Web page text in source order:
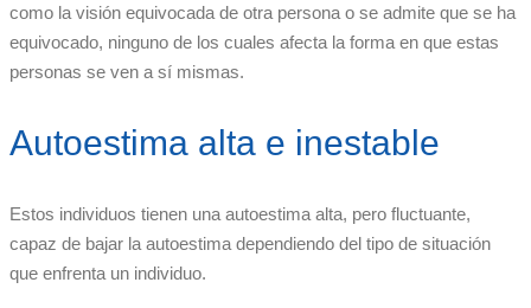
como la visión equivocada de otra persona o se admite que se ha
equivocado, ninguno de los cuales afecta la forma en que estas
personas se ven a sí mismas.
Autoestima alta e inestable
Estos individuos tienen una autoestima alta, pero fluctuante,
capaz de bajar la autoestima dependiendo del tipo de situación
que enfrenta un individuo.